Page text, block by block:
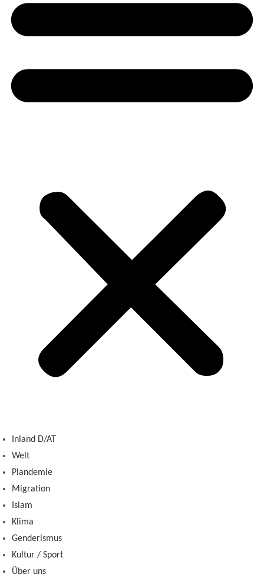
Inland D/AT
Welt
Plandemie
Migration
Islam
Klima
Genderismus
Kultur / Sport
Über uns